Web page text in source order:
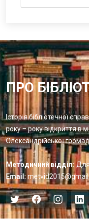
ПРО
Історія бібліотечної
року – року відкриття в
Олександрійської
Методичний відділ: Для
Email: